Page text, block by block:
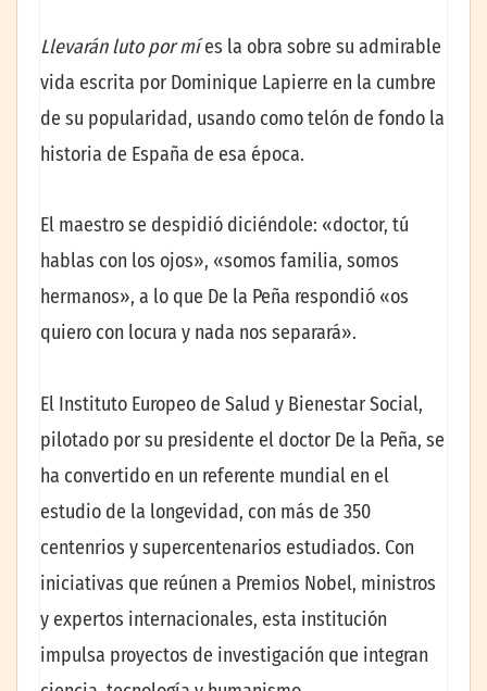
Llevarán luto por míes la obra sobre su admirable
vida escrita por Dominique Lapierre en la cumbre
de su popularidad, usando como telón de fondo la
historia de España de esa época.
El maestro se despidió diciéndole: «doctor, tú
hablas con los ojos», «somos familia, somos
hermanos», a lo que De la Peña respondió «os
quiero con locura y nada nos separará».
El Instituto Europeo de Salud y Bienestar Social,
pilotado por su presidente el doctor De la Peña, se
ha convertido en un referente mundial en el
estudio de la longevidad, con más de 350
centenrios y supercentenarios estudiados. Con
iniciativas que reúnen a Premios Nobel, ministros
y expertos internacionales, esta institución
impulsa proyectos de investigación que integran